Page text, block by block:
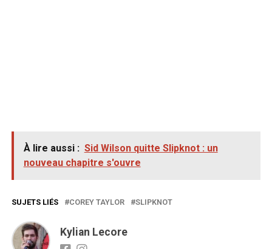
À lire aussi : Sid Wilson quitte Slipknot : un
nouveau chapitre s'ouvre
SUJETS LIÉS COREY TAYLOR SLIPKNOT
Kylian Lecore